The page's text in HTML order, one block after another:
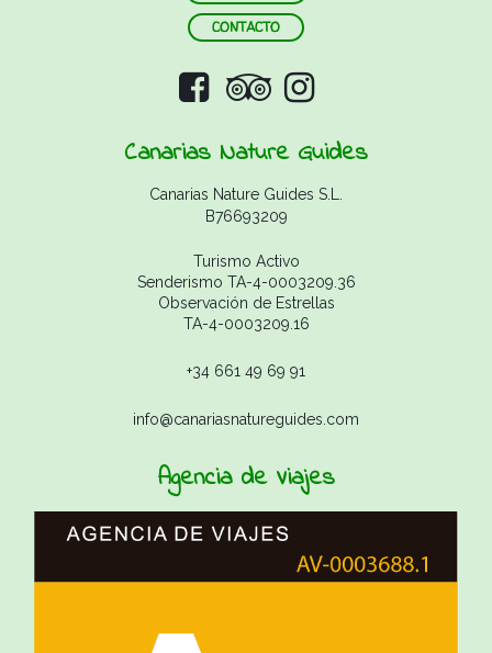
CONTACTO
Canarias Nature Guides
Canarias Nature Guides S.L.
B76693209
Turismo Activo
Senderismo TA-4-0003209.36
Observación de Estrellas
TA-4-0003209.16
+34 661 49 69 91
info@canariasnatureguides.com
Agencia de Viajes